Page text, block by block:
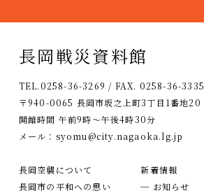
長岡戦災資料館
TEL.0258-36-3269 / FAX. 0258-36-3335
〒940-0065 長岡市坂之上町3丁目1番地20
開館時間 午前9時〜午後4時30分
メール： syomu@city.nagaoka.lg.jp
長岡空襲について
長岡市の平和への思い
新着情報
─ お知らせ